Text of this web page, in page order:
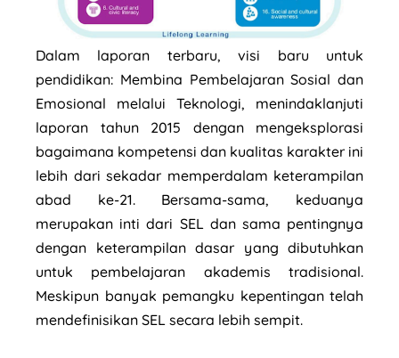
Dalam laporan terbaru, visi baru untuk
pendidikan: Membina Pembelajaran Sosial dan
Emosional melalui Teknologi, menindaklanjuti
laporan tahun 2015 dengan mengeksplorasi
bagaimana kompetensi dan kualitas karakter ini
lebih dari sekadar memperdalam keterampilan
abad ke-21. Bersama-sama, keduanya
merupakan inti dari SEL dan sama pentingnya
dengan keterampilan dasar yang dibutuhkan
untuk pembelajaran akademis tradisional.
Meskipun banyak pemangku kepentingan telah
mendefinisikan SEL secara lebih sempit.